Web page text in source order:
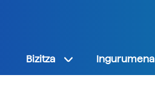
Bizitza Ingurumena